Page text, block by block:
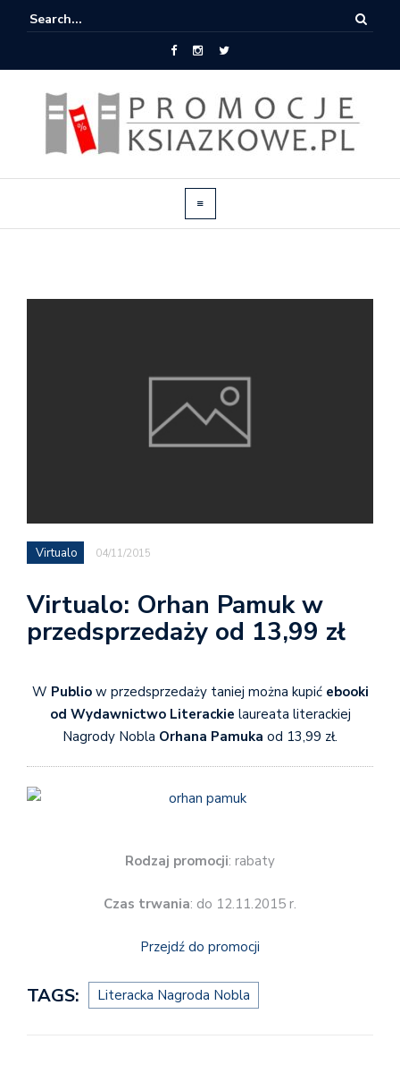
Virtualo 04/11/2015
Virtualo: Orhan Pamuk w
przedsprzedaży od 13,99 zł
W Publiow przedsprzedaży taniej można kupić ebooki
od Wydawnictwo Literackie laureata literackiej
Nagrody Nobla Orhana Pamuka od 13,99 zł.
Rodzaj promocji: rabaty
Czas trwania: do 12.11.2015 r.
Przejdź do promocji
TAGS: Literacka Nagroda Nobla